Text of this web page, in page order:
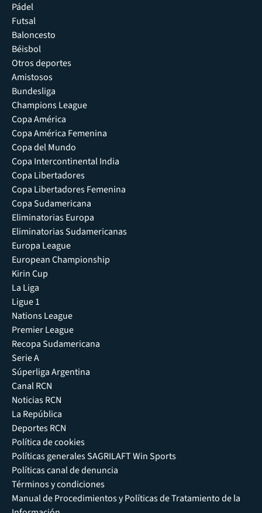
Pádel
Futsal
Baloncesto
Béisbol
Otros deportes
Amistosos
Bundesliga
Champions League
Copa América
Copa América Femenina
Copa del Mundo
Copa Intercontinental India
Copa Libertadores
Copa Libertadores Femenina
Copa Sudamericana
Eliminatorias Europa
Eliminatorias Sudamericanas
Europa League
European Championship
Kirin Cup
La Liga
Ligue 1
Nations League
Premier League
Recopa Sudamericana
Serie A
Súperliga Argentina
Canal RCN
Noticias RCN
La República
Deportes RCN
Política de cookies
Políticas generales SAGRILAFT Win Sports
Políticas canal de denuncia
Términos y condiciones
Manual de Procedimientos y Políticas de Tratamiento de la